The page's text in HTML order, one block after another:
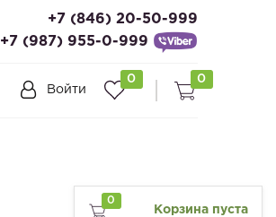
+7 (846) 20-50-999
+7 (987) 955-0-999
Войти
0 0
0
Корзина пуста